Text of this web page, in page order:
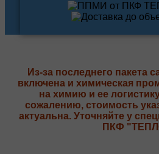
Из-за последнего пакета
включена и химическая
на химию и ее
сожалению, стоимость
актуальна. Уточняйте у
ПКФ